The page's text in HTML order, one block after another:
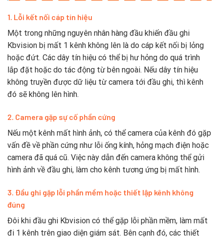
1. Lỗi kết nối cáp tín hiệu
Một trong những nguyên nhân hàng đầu khiến đầu ghi
Kbvision bị mất 1 kênh không lên là do cáp kết nối bị lỏng
hoặc đứt. Các dây tín hiệu có thể bị hư hỏng do quá trình
lắp đặt hoặc do tác động từ bên ngoài. Nếu dây tín hiệu
không truyền được dữ liệu từ camera tới đầu ghi, thì kênh
đó sẽ không lên hình.
2. Camera gặp sự cố phần cứng
Nếu một kênh mất hình ảnh, có thể camera của kênh đó gặp
vấn đề về phần cứng như lỗi ống kính, hỏng mạch điện hoặc
camera đã quá cũ. Việc này dẫn đến camera không thể gửi
hình ảnh về đầu ghi, làm cho kênh tương ứng bị mất hình.
3. Đầu ghi gặp lỗi phần mềm hoặc thiết lập kênh không
đúng
Đôi khi đầu ghi Kbvision có thể gặp lỗi phần mềm, làm mất
đi 1 kênh trên giao diện giám sát. Bên cạnh đó, các thiết